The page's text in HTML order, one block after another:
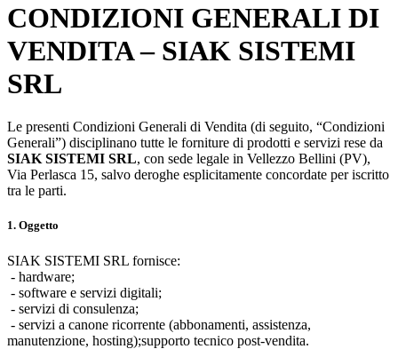
CONDIZIONI GENERALI DI
VENDITA – SIAK SISTEMI
SRL
Le presenti Condizioni Generali di Vendita (di seguito, “Condizioni
Generali”) disciplinano tutte le forniture di prodotti e servizi rese da
SIAK SISTEMI SRL, con sede legale in Vellezzo Bellini (PV),
Via Perlasca 15, salvo deroghe esplicitamente concordate per iscritto
tra le parti.
1. Oggetto
SIAK SISTEMI SRL fornisce:
- hardware;
- software e servizi digitali;
- servizi di consulenza;
- servizi a canone ricorrente (abbonamenti, assistenza,
manutenzione, hosting);supporto tecnico post-vendita.